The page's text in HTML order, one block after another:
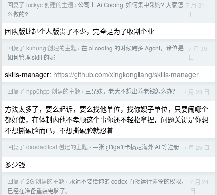
回复了 luckyc 创建的主题 › 公司上 Ai Coding, 如何集中采购? 大家怎
么做的?
7 月 31
日
团队版比起个人版贵了不少，完全是为了收割企业
回复了 kuhung 创建的主题 › 在 ai coding 的时候跨多 Agent，诸位是
如何管理 skill 的呢
7 月 30
日
skills-manager: https://github.com/xingkongliang/skills-manager
回复了 hpp0hpp 创建的主题 › 三兄妹，老大不想出养老钱怎么办？ 7 月 28 日
方法太多了，要么起诉，要么找他单位，找你嫂子单位，只要闹哪个
都好使，在体制内他不孝顺这个事你还不轻松拿捏，问题关键是你想
不想撕破脸而已，不想撕破脸就忍着
回复了 daodaolicai 创建的主题 › —张 giffgaff 卡搞定海外 AI 等注册 7 月 26 日
多少钱
回复了 2G 创建的主题 › 永远不要给你的 codex 直接运行命令的权限，
已经在准备重装电脑了。
7 月 24
日